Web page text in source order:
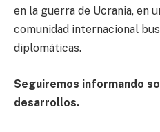
en la guerra de Ucrania, en
comunidad internacional
diplomáticas.
Seguiremos informando
desarrollos.